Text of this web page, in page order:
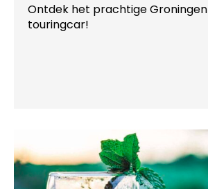
Ontdek het prachtige
touringcar!